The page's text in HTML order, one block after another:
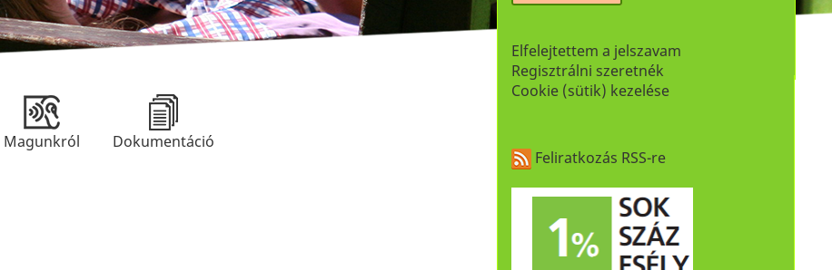
Elfelejtettem a jelszavam
Regisztrálni szeretnék
Cookie (sütik) kezelése
Magunkról Dokumentáció
Feliratkozás RSS-re